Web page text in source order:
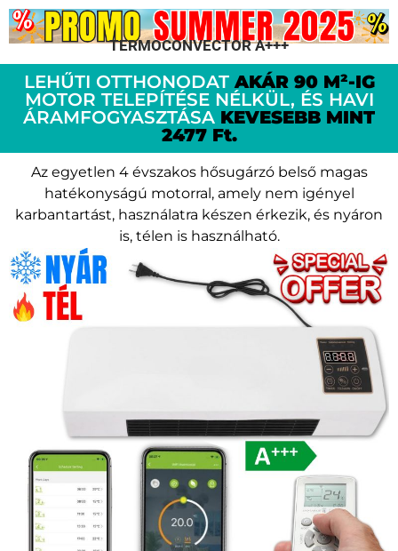
TERMOCONVECTOR A+++
LEHŰTI OTTHONODATAKÁR 90 M²-IG
MOTOR TELEPÍTÉSE NÉLKÜL, ÉS HAVI
ÁRAMFOGYASZTÁSA KEVESEBB MINT
2477 Ft.
Az egyetlen 4 évszakos hősugárzó belső magas
hatékonyságú motorral, amely nem igényel
karbantartást, használatra készen érkezik, és nyáron
is, télen is használható.